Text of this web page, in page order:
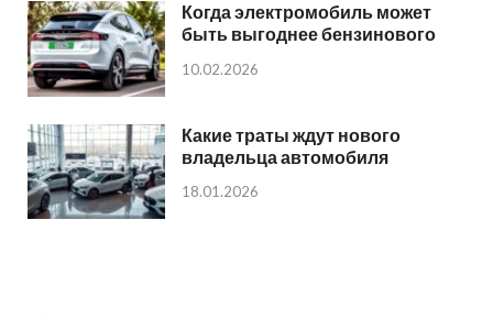
Когда электромобиль может
быть выгоднее бензинового
10.02.2026
Какие траты ждут нового
владельца автомобиля
18.01.2026